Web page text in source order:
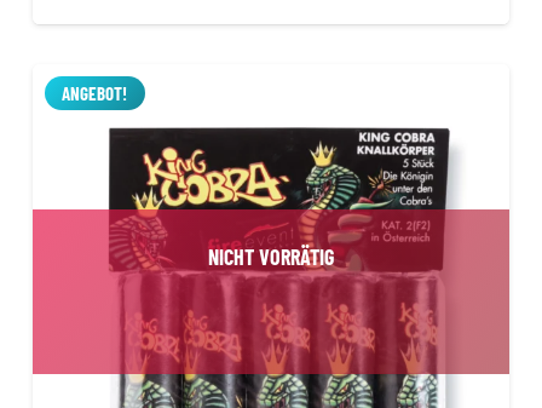
ANGEBOT!
NICHT VORRÄTIG